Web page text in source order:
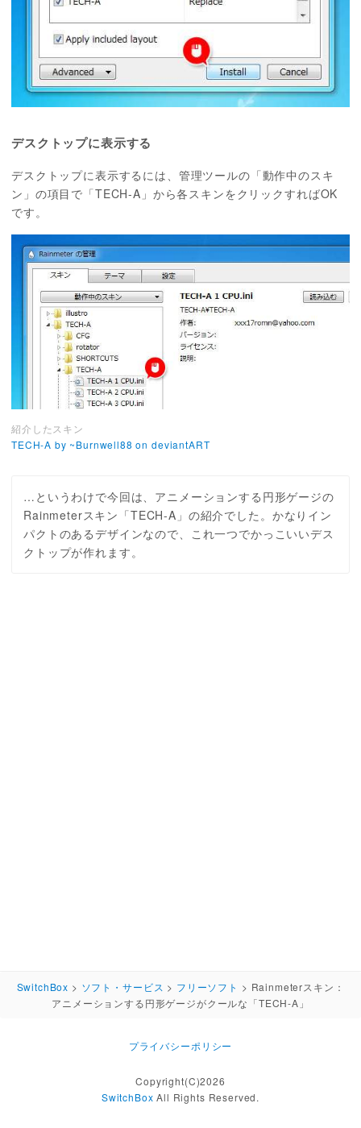
デスクトップに表示する
デスクトップに表示するには、管理ツールの「動作中のスキ
ン」の項目で「TECH-A」から各スキンをクリックすればOK
です。
紹介したスキン
TECH-A by ~Burnwell88 on deviantART
…というわけで今回は、アニメーションする円形ゲージの
Rainmeterスキン「TECH-A」の紹介でした。かなりイン
パクトのあるデザインなので、これ一つでかっこいいデス
クトップが作れます。
SwitchBox > ソフト・サービス > フリーソフト > Rainmeterスキン：
アニメーションする円形ゲージがクールな「TECH-A」
プライバシーポリシー
Copyright(C)2026
SwitchBox All Rights Reserved.